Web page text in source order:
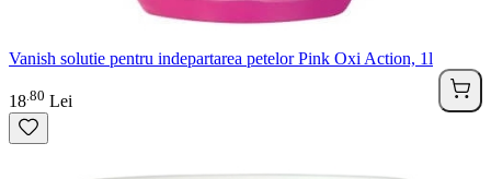
Vanish solutie pentru indepartarea petelor Pink Oxi Action, 1l
18 80 Lei